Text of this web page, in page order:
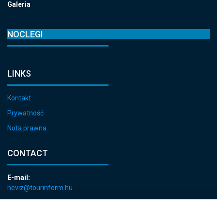
Galeria
NOCLEGI
LINKS
Kontakt
Prywatność
Nota prawna
CONTACT
E-mail:
heviz@tourinform.hu